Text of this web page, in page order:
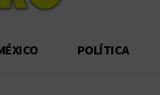
POLÍTICA